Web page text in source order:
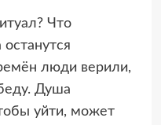
Что
люди верили,
Душа
уйти, может